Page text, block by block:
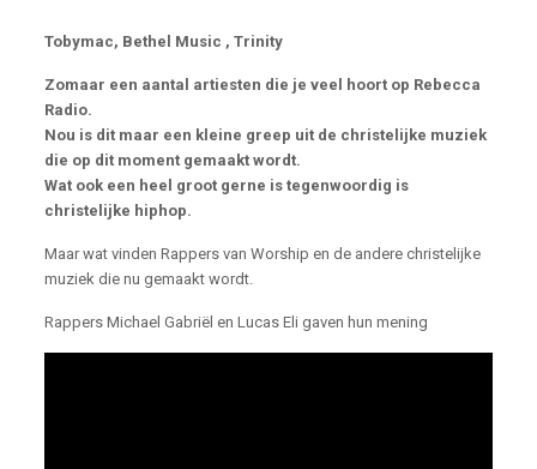
Tobymac, Bethel Music , Trinity
Zomaar een aantal artiesten die je veel hoort op Rebecca
Radio.
Nou is dit maar een kleine greep uit de christelijke muziek
die op dit moment gemaakt wordt.
Wat ook een heel groot gerne is tegenwoordig is
christelijke hiphop.
Maar wat vinden Rappers van Worship en de andere christelijke
muziek die nu gemaakt wordt.
Rappers Michael Gabriël en Lucas Eli gaven hun mening